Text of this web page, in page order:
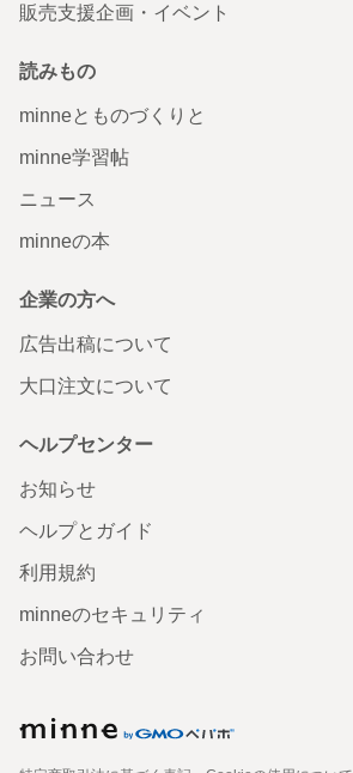
販売支援企画・イベント
読みもの
minneとものづくりと
minne学習帖
ニュース
minneの本
企業の方へ
広告出稿について
大口注文について
ヘルプセンター
お知らせ
ヘルプとガイド
利用規約
minneのセキュリティ
お問い合わせ